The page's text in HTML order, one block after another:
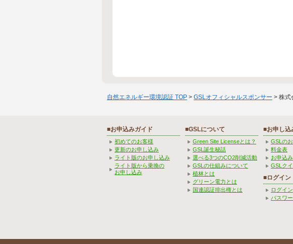
自然エネルギー環境認証 TOP > GSLオフィシャルスポンサー > 株式
■お申込みガイド
初めてのお客様
更新のお申し込み
ライト版のお申し込み
ライト版から乗換の
お申し込み
■GSLについて
Green Site Licenseとは？
GSL誕生秘話
選べる3つのCO2削減活動
GSLの仕組みについて
植林とは
グリーン電力とは
国連認証排出権とは
■お申し込
GSLの
料金表
お申込
GSLク
■ログイン
ログイン
パスワ